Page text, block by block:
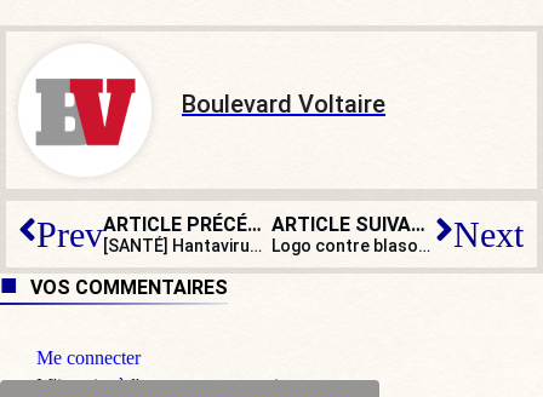
Boulevard Voltaire
Prev ARTICLE PRÉCÉDENT
[SANTÉ] Hantavirus : vigilance, mais pas de panique !
ARTICLE SUIVANT
Logo contre blason : et si les villes se réappropriaient leurs armoiries ? Next
VOS COMMENTAIRES
Me connecter
M'inscrire à l'espace commentaire